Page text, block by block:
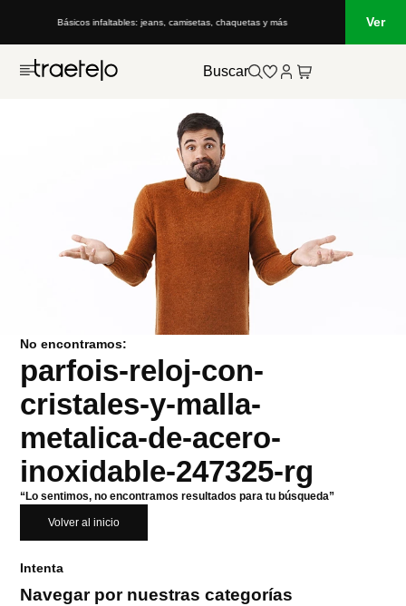
Básicos infaltables: jeans, camisetas, chaquetas y más Ver
Buscar
No encontramos:
parfois-reloj-con-
cristales-y-malla-
metalica-de-acero-
inoxidable-247325-rg
“Lo sentimos, no encontramos resultados para tu búsqueda”
Volver al inicio
Intenta
Navegar por nuestras categorías